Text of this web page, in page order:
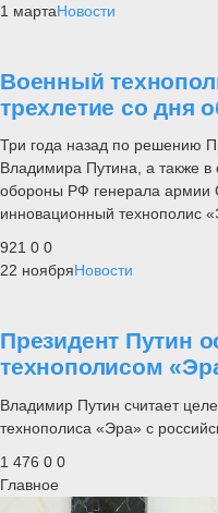
1 мартаНовости
Военный
трехлетие со дня
Три года назад по решению
Владимира Путина, а также в
обороны РФ генерала армии
инновационный технополис
921 0 0
22 ноябряНовости
Президент Путин
технополисом
Владимир Путин считает
технополиса «Эра» с
1 476 0 0
Главное